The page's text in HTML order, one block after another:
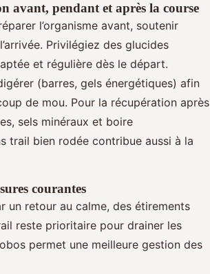
avant, pendant et après la course
l’organisme avant, soutenir
Privilégiez des glucides
et régulière dès le départ.
(barres, gels énergétiques) afin
de mou. Pour la récupération après
sels minéraux et boire
trail bien rodée contribue aussi à la
courantes
un retour au calme, des étirements
reste prioritaire pour drainer les
permet une meilleure gestion des